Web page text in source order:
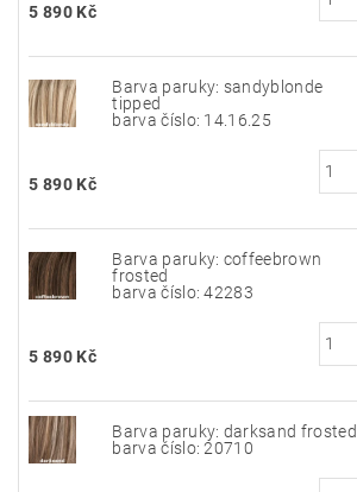
5 890 Kč
Barva paruky: sandyblonde
tipped
barva číslo: 14.16.25
5 890 Kč
Barva paruky: coffeebrown
frosted
barva číslo: 42283
5 890 Kč
Barva paruky: darksand frosted
barva číslo: 20710